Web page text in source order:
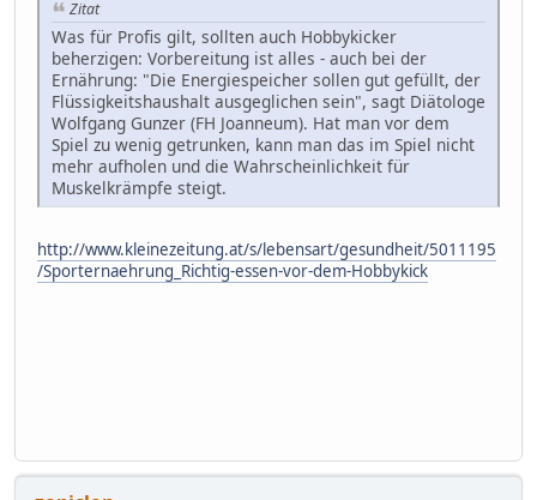
Zitat
Was für Profis gilt, sollten auch Hobbykicker
beherzigen: Vorbereitung ist alles - auch bei der
Ernährung: "Die Energiespeicher sollen gut gefüllt, der
Flüssigkeitshaushalt ausgeglichen sein", sagt Diätologe
Wolfgang Gunzer (FH Joanneum). Hat man vor dem
Spiel zu wenig getrunken, kann man das im Spiel nicht
mehr aufholen und die Wahrscheinlichkeit für
Muskelkrämpfe steigt.
http://www.kleinezeitung.at/s/lebensart/gesundheit/5011195
/Sporternaehrung_Richtig-essen-vor-dem-Hobbykick